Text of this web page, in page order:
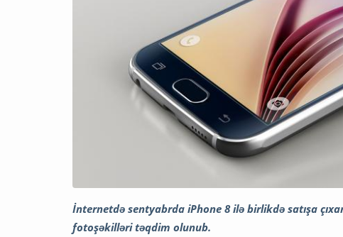
İnternetdə sentyabrda iPhone 8 ilə birlikdə satışa
fotoşəkilləri təqdim olunub.